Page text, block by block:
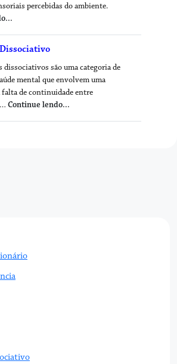
percebidas do ambiente.
são uma categoria de
mental que envolvem uma
falta de continuidade entre
Continue lendo...